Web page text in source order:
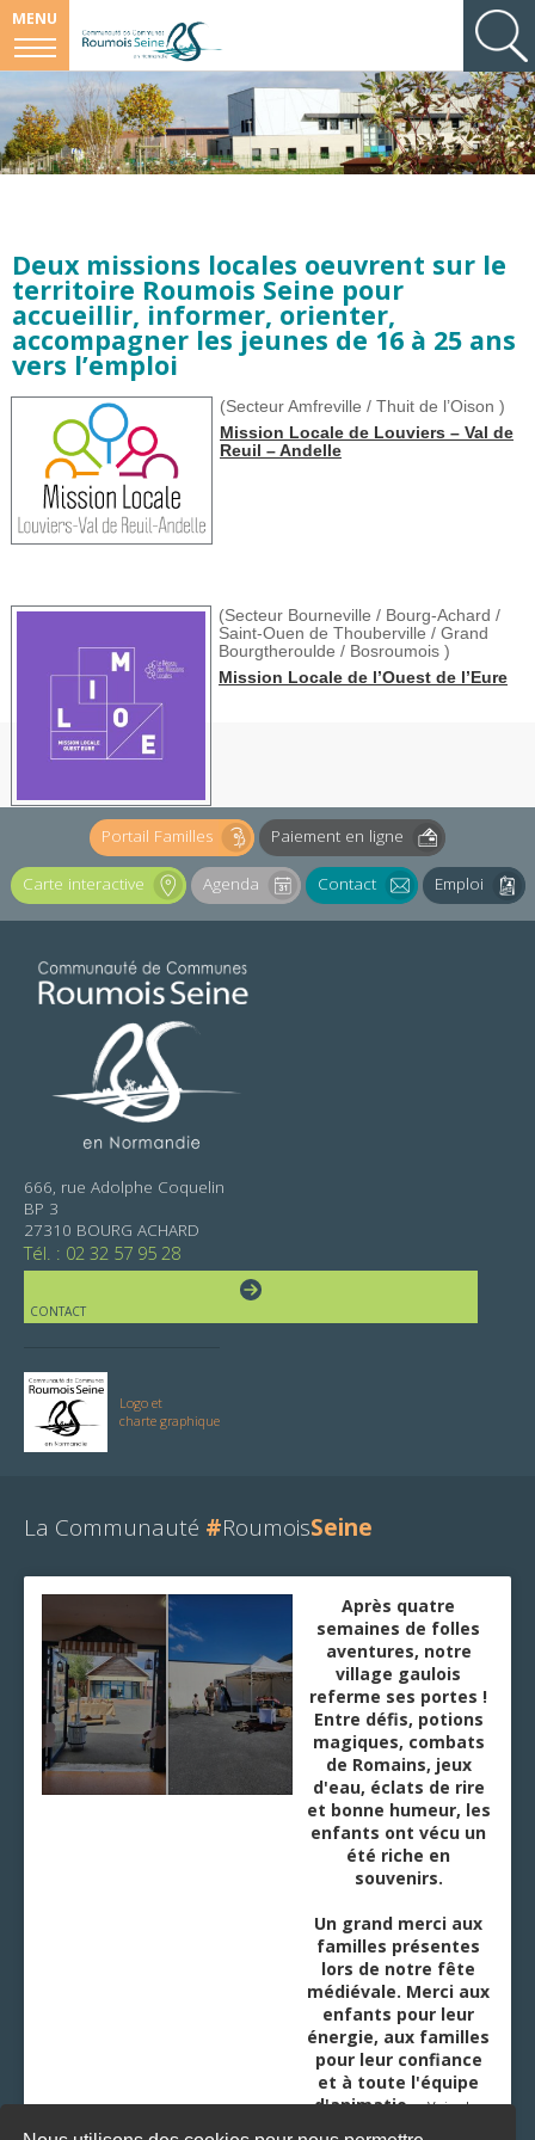
MENU
Deux missions locales oeuvrent sur le
territoire Roumois Seine pour
accueillir, informer, orienter,
accompagner les jeunes de 16 à 25 ans
vers l’emploi
(Secteur Amfreville / Thuit de l’Oison )
Mission Locale de Louviers – Val de
Reuil – Andelle
(Secteur Bourneville / Bourg-Achard /
Saint-Ouen de Thouberville / Grand
Bourgtheroulde / Bosroumois )
Mission Locale de l’Ouest de l’Eure
Portail Familles Paiement en ligne
Carte interactive Agenda Contact Emploi
666, rue Adolphe Coquelin
BP 3
27310 BOURG ACHARD
Tél. : 02 32 57 95 28
CONTACT
Logo et
charte graphique
La Communauté #RoumoisSeine
Après quatre
semaines de folles
aventures, notre
village gaulois
referme ses portes !
Entre défis, potions
magiques, combats
de Romains, jeux
d'eau, éclats de rire
et bonne humeur, les
enfants ont vécu un
été riche en
souvenirs.
Un grand merci aux
familles présentes
lors de notre fête
médiévale. Merci aux
enfants pour leur
énergie, aux familles
pour leur confiance
et à toute l'équipe
d'animatio ...Voir plus